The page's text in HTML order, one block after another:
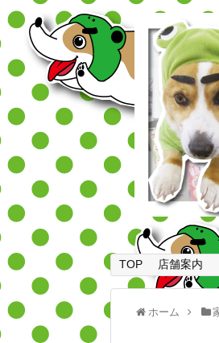
TOP 店舗案内
ホーム